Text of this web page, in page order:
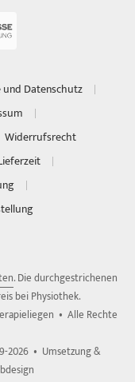
und Datenschutz
Widerrufsrecht
. Die durchgestrichenen
bei Physiothek.
• Alle Rechte
2026 • Umsetzung &